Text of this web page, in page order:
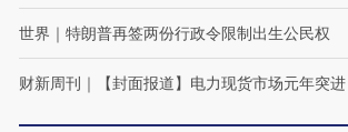
世界 ｜ 特朗普再签两份行政令限制出生公民权
财新周刊 ｜ 【封面报道】电力现货市场元年突进